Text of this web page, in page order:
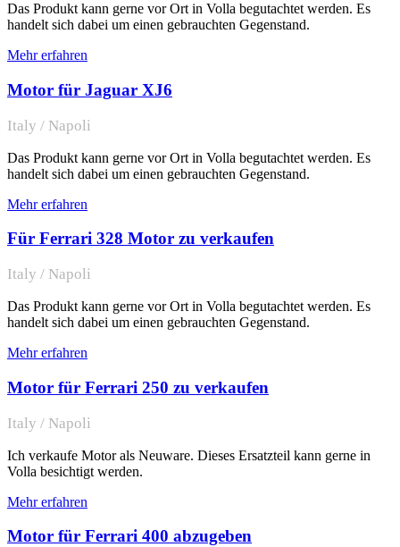
Das Produkt kann gerne vor Ort in Volla begutachtet werden. Es
handelt sich dabei um einen gebrauchten Gegenstand.
Mehr erfahren
Motor für Jaguar XJ6
Italy / Napoli
Das Produkt kann gerne vor Ort in Volla begutachtet werden. Es
handelt sich dabei um einen gebrauchten Gegenstand.
Mehr erfahren
Für Ferrari 328 Motor zu verkaufen
Italy / Napoli
Das Produkt kann gerne vor Ort in Volla begutachtet werden. Es
handelt sich dabei um einen gebrauchten Gegenstand.
Mehr erfahren
Motor für Ferrari 250 zu verkaufen
Italy / Napoli
Ich verkaufe Motor als Neuware. Dieses Ersatzteil kann gerne in
Volla besichtigt werden.
Mehr erfahren
Motor für Ferrari 400 abzugeben